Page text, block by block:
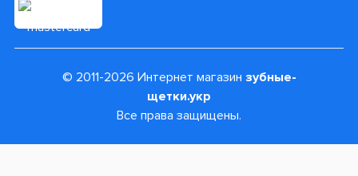
© 2011-2026 Интернет магазин зубные-
щетки.укр
Все права защищены.